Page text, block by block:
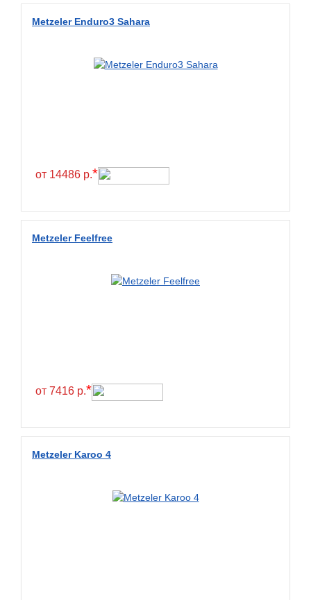
Wanmao
Wincross
Metzeler Enduro3 Sahara
от 14486 р.*
Metzeler Feelfree
от 7416 р.*
Metzeler Karoo 4